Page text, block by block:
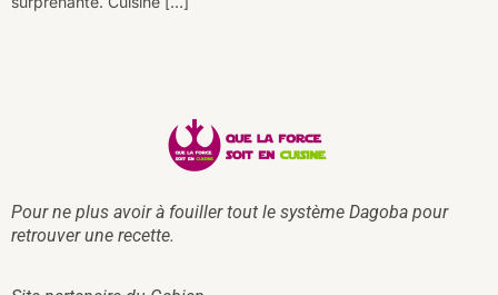
Pour ne plus avoir à fouiller tout le système Dagoba pour
retrouver une recette.